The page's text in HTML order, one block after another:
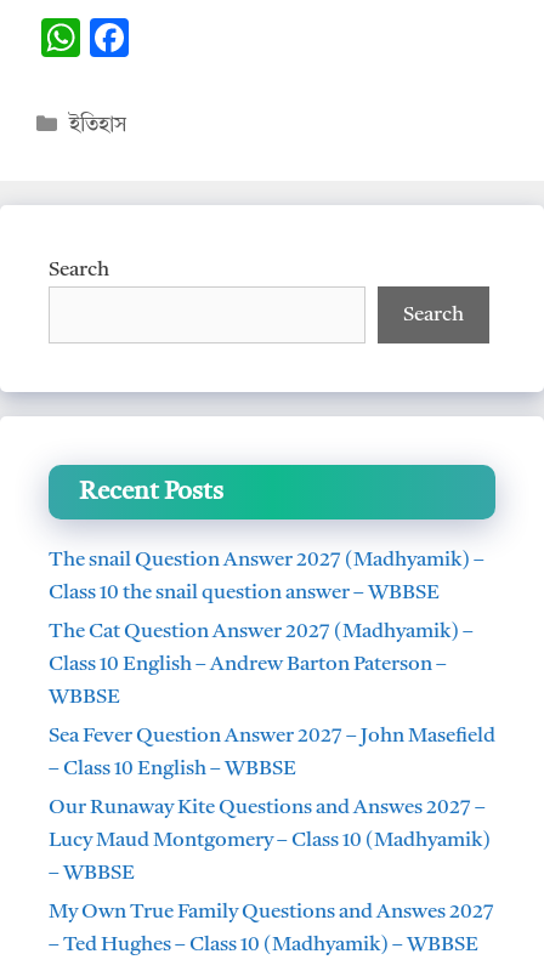
W
at
A
p
o
Categories
ইতিহাস
Search
Search
Recent Posts
The snail Question Answer 2027 (Madhyamik) –
Class 10 the snail question answer – WBBSE
The Cat Question Answer 2027 (Madhyamik) –
Class 10 English – Andrew Barton Paterson –
WBBSE
Sea Fever Question Answer 2027 – John Masefield
– Class 10 English – WBBSE
Our Runaway Kite Questions and Answes 2027 –
Lucy Maud Montgomery – Class 10 (Madhyamik)
– WBBSE
My Own True Family Questions and Answes 2027
– Ted Hughes – Class 10 (Madhyamik) – WBBSE